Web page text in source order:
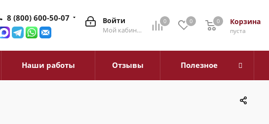
0 0 Корзина
0
пуста
0
Войти
Мой кабинет
8 (800) 600-50-07
Наши работы Отзывы Полезное